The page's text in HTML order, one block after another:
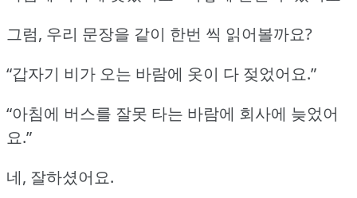
그럼, 우리 문장을 같이 한번 씩 읽어볼까요?
“갑자기 비가 오는 바람에 옷이 다 젖었어요.”
“아침에 버스를 잘못 타는 바람에 회사에 늦었어
요.”
네, 잘하셨어요.